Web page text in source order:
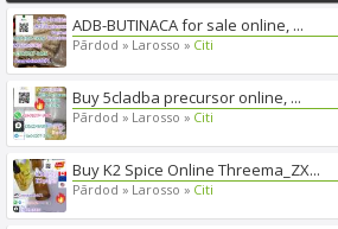
ADB-BUTINACA for sale online, ...
Pārdod » Larosso » Citi
Buy 5cladba precursor online, ...
Pārdod » Larosso » Citi
Buy K2 Spice Online Threema_ZX...
Pārdod » Larosso » Citi